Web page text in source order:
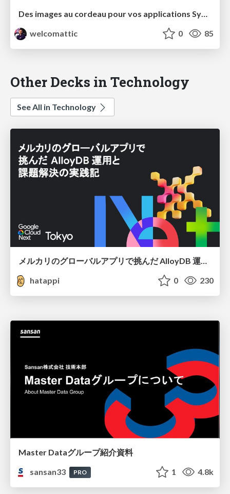
Des images au cordeau pour vos applications Symfony
welcomattic
0 85
Other Decks in Technology
See All in Technology
hatappi
0 230
Master Dataグループ紹介資料
sansan33
PRO 1 4.8k